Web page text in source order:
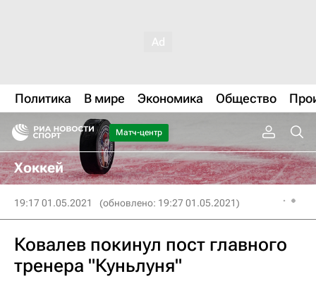
Политика В мире Экономика Общество
Матч-центр
Хоккей
19:17 01.05.2021 (обновлено: 19:27 01.05.2021)
Ковалев покинул пост главного
тренера "Куньлуня"